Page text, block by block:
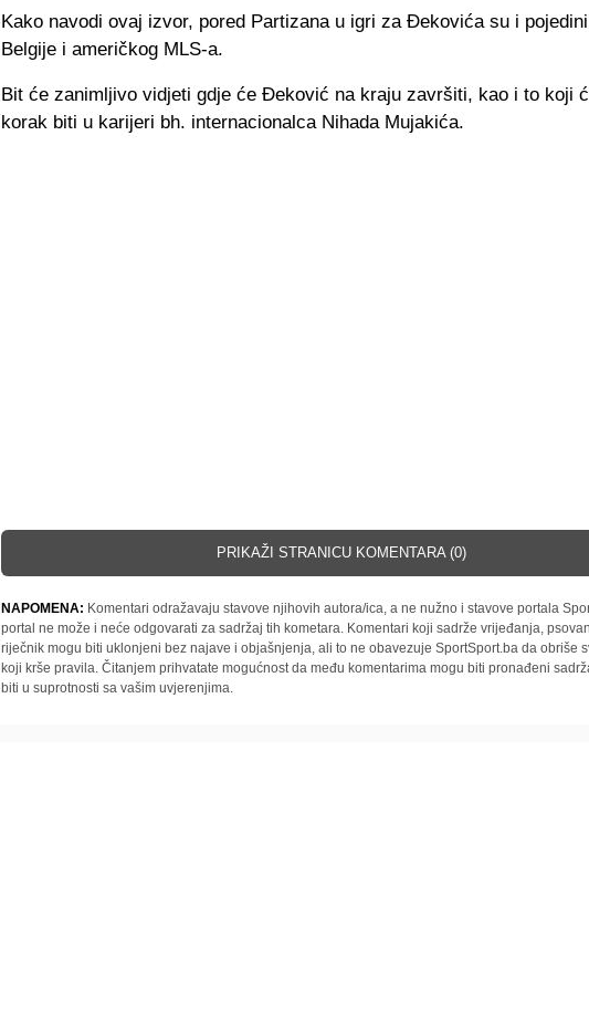
Kako navodi ovaj izvor, pored Partizana u igri za Đekovića su i
Belgije i američkog MLS-a.
Bit će zanimljivo vidjeti gdje će Đeković na kraju završiti, kao i to koji
korak biti u karijeri bh. internacionalca Nihada Mujakića.
PRIKAŽI STRANICU KOMENTARA (0)
NAPOMENA: Komentari odražavaju stavove njihovih autora/ica, a ne nužno i stavove portala
portal ne može i neće odgovarati za sadržaj tih kometara. Komentari koji sadrže vrijeđanja,
riječnik mogu biti uklonjeni bez najave i objašnjenja, ali to ne obavezuje SportSport.ba da obriše
koji krše pravila. Čitanjem prihvatate mogućnost da među komentarima mogu biti pronađeni
biti u suprotnosti sa vašim uvjerenjima.